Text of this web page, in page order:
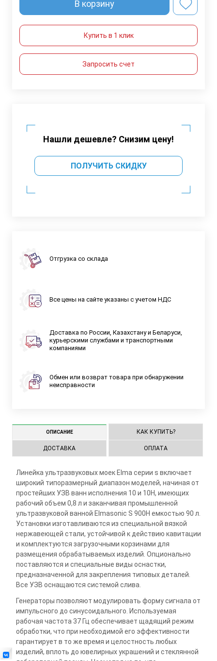
В корзину
Купить в 1 клик
Запросить счет
Нашли дешевле? Снизим цену!
ПОЛУЧИТЬ СКИДКУ
Отгрузка со склада
Все цены на сайте указаны с учетом НДС
Доставка по России, Казахстану и Беларуси,
курьерскими службами и транспортными
компаниями
Обмен или возврат товара при обнаружении
неисправности
ОПИСАНИЕ КАК КУПИТЬ?
ДОСТАВКА ОПЛАТА
Линейка ультразвуковых моек Elma серии s включает
широкий типоразмерный диапазон моделей, начиная от
простейших УЗВ ванн исполнения 10 и 10H, имеющих
рабочий объем 0,8 л и заканчивая промышленной
ультразвуковой ванной Elmasonic S 900Н емкостью 90 л.
Установки изготавливаются из специальной вязкой
нержавеющей стали, устойчивой к действию кавитации
и комплектуются загрузочными корзинами для
размещения обрабатываемых изделий. Опционально
поставляются и специальные виды оснастки,
предназначенной для закрепления типовых деталей.
Все УЗВ оснащаются системой слива.
Генераторы позволяют модулировать форму сигнала от
импульсного до синусоидального. Используемая
рабочая частота 37 Гц обеспечивает щадящий режим
обработки, что при необходимой его эффективности
гарантирует в то же время и целостность любых
изделий, вплоть до ювелирных украшений и стеклянной